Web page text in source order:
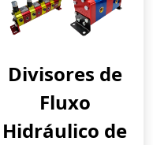
Divisores de
Fluxo
Hidráulico de